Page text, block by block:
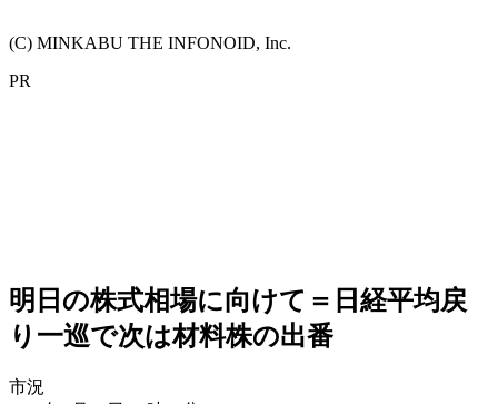
(C) MINKABU THE INFONOID, Inc.
PR
明日の株式相場に向けて＝日経平均戻
り一巡で次は材料株の出番
市況